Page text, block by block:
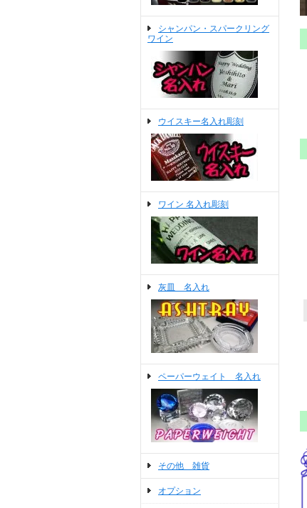
シャンパン・スパークリング
ワイン
ウイスキー名入れ彫刻
ワイン 名入れ彫刻
灰皿 名入れ
ペーパーウェイト 名入れ
その他 雑貨
オプション